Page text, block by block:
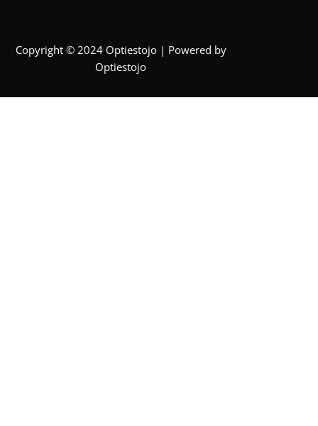
Copyright © 2024 Optiestojo | Powered by
Optiestojo